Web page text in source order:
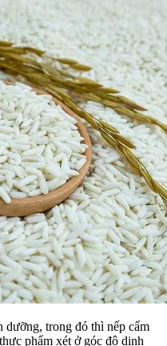
dưỡng, trong đó thì nếp cẩm
phẩm xét ở góc độ dinh